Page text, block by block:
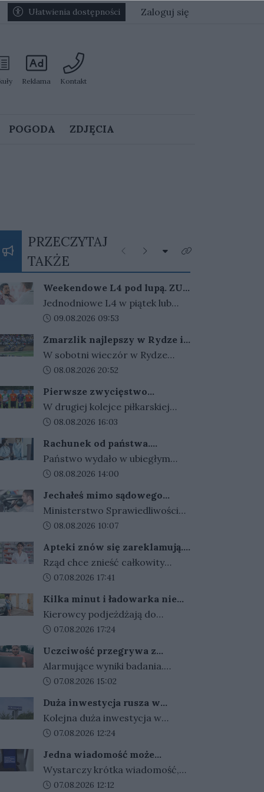
Ułatwienia dostępności Zaloguj się
Reklama Kontakt
POGODA ZDJĘCIA
PRZECZYTAJ
TAKŻE
Poprzednie
Następne
Rozwiń listę kategorii
Kliknij aby zobaczyć
Weekendowe L4 pod lupą. ZUS
zapowiada więcej kontroli
Jednodniowe L4 w piątek lub
poniedziałek może wydłużyć
takich zwolnień i zapowiada, że
dzięki nowym przepisom łatwiej
sprawdzi ich zasadność.
Data dodania artykułu:
09.08.2026 09:53
Zmarzlik najlepszy w Rydze i
ponownie ze złotym
plastronem!
W sobotni wieczór w Rydze
odbyło się Grand Prix Łotwy. W
cyklu zwycięski okazał się być
Bartosz Zmarzlik. Anders
Thomsen był tylko statystom w
łotewskim turnieju.
Data dodania artykułu:
08.08.2026 20:52
Pierwsze zwycięstwo
gorzowskiej Warty
W drugiej kolejce piłkarskiej
Betclic III ligi gorzowskie kluby
wygrała w Gorzowie z Cariną
Gubin 2:1, a takim samym
wynikiem Stilon przegrał w
Katowicach ze Spartą.
Data dodania artykułu:
08.08.2026 16:03
Rachunek od państwa.
Wydajemy więcej, niż
zarabiamy. Kwota rośnie z
roku na rok
Państwo wydało w ubiegłym
roku niemal 2 biliony złotych. To
mieszkańca Polski. Najwięcej
pochłonęły emerytury, zdrowie i
bezpieczeństwo.
Data dodania artykułu:
08.08.2026 14:00
Jechałeś mimo sądowego
zakazu? Koniec z wyrokami w
zawieszeniu. Rząd zaostrza
przepisy dla kierowców
Ministerstwo Sprawiedliwości
szykuje ostre zmiany dla
sądowego zakazu prowadzenia
auta i recydywę po alkoholu ma
grozić bezwzględne więzienie.
Data dodania artykułu:
08.08.2026 10:07
Apteki znów się zareklamują.
Ale nie bez ograniczeń
Rząd chce znieść całkowity
zakaz reklamy aptek. Nadal
programy lojalnościowe, presja
zakupowa i udział dzieci.
Data dodania artykułu:
07.08.2026 17:41
Kilka minut i ładowarka nie
działa. Złodzieje znaleźli
sposób na szybki zarobek
kosztem kierowców
Kierowcy podjeżdżają do
ładowarek i zamiast przewodów
Kradzieże kabli stają się plagą, a
straty operatorów sięgają
dziesiątek tysięcy złotych.
Data dodania artykułu:
07.08.2026 17:24
Uczciwość przegrywa z
pieniędzmi. Tak tłumaczymy
finansowe przekręty
Alarmujące wyniki badania.
Polacy coraz częściej
przekręty. Młodzi i zadłużeni
najłatwiej usprawiedliwiają
nieuczciwe zachowania.
Data dodania artykułu:
07.08.2026 15:02
Duża inwestycja rusza w
Gorzowie. Umowa podpisana,
czas na prace
Kolejna duża inwestycja w
Gorzowie jest coraz bliżej
rozstrzygnięty, umowy z
wykonawcą są już podpisane, a
teraz trwają przygotowania do
Data dodania artykułu:
07.08.2026 12:24
Jedna wiadomość może
kosztować tysiące złotych.
Oszuści wykorzystują
wakacyjne wyjazdy
Wystarczy krótka wiadomość,
kilka zdań napisanych w
Data dodania artykułu:
07.08.2026 12:12